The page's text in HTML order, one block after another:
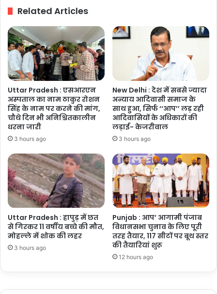
परिवार
चिंता
नहीं
करनी
पड़ेगी
Related Articles
Uttar Pradesh : एसआरएन
अस्पताल का नाम ठाकुर रोशन
सिंह के नाम पर करने की मांग,
चौथे दिन भी अनिश्चितकालीन
धरना जारी
3 hours ago
New Delhi : देश में सबसे ज्यादा
अन्याय आदिवासी समाज के
साथ हुआ, सिर्फ ‘‘आप’’ लड़ रही
आदिवासियों के अधिकारों की
लड़ाई- केजरीवाल
3 hours ago
Uttar Pradesh : हापुड़ में छत
से गिरकर 11 वर्षीय बच्चे की मौत,
मोहल्ले में शोक की लहर
3 hours ago
Punjab : आप’ आगामी पंजाब
विधानसभा चुनाव के लिए पूरी
तरह तैयार, 117 सीटों पर बूथ स्तर
की तैयारियां शुरू
12 hours ago